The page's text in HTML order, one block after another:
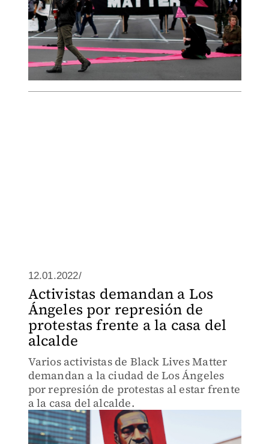
12.01.2022/
Activistas demandan a Los
Ángeles por represión de
protestas frente a la casa del
alcalde
Varios activistas de Black Lives Matter
demandan a la ciudad de Los Ángeles
por represión de protestas al estar frente
a la casa del alcalde.